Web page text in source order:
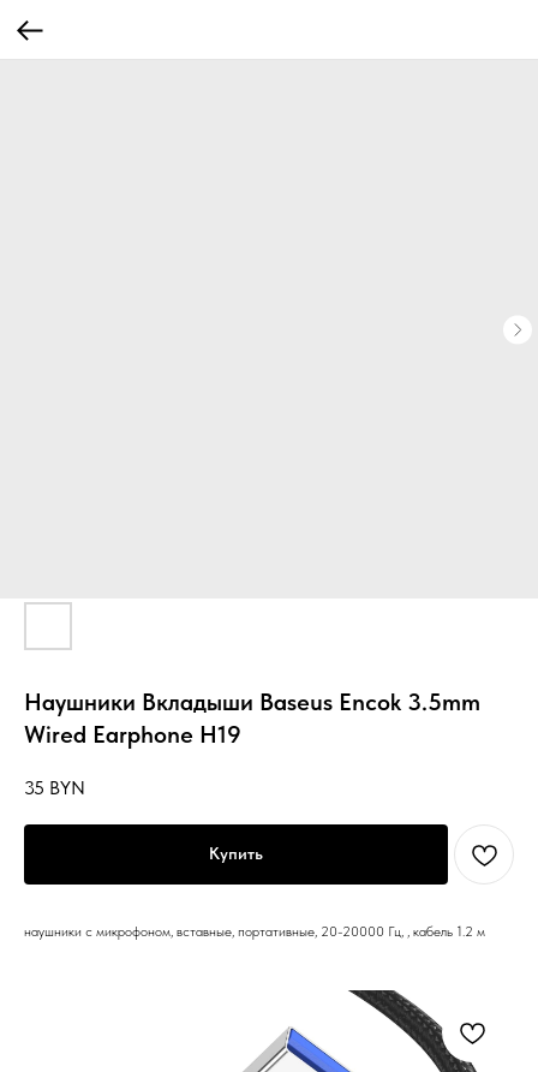
Наушники Вкладыши Baseus Encok 3.5mm
Wired Earphone H19
35 BYN
Купить
наушники с микрофоном, вставные, портативные, 20-20000 Гц, , кабель 1.2 м